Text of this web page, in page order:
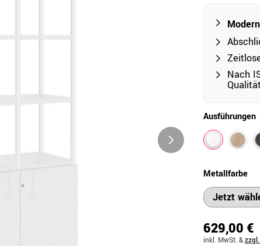
Anbautische & Zubehör
Ampelschirme
Abdeckhauben & Zubehör
Nach
Ausführungen
Metallfarbe
629,00 €
inkl. MwSt. &